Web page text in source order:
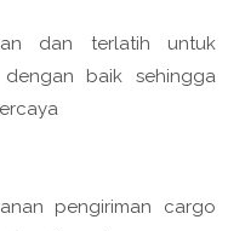
dan terlatih untuk
baik sehingga
pengiriman cargo